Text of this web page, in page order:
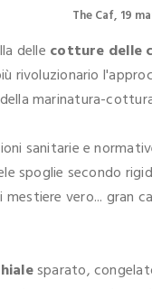
The Caf 19
delle cotture delle
rivoluzionario
marinatura-
sanitarie e
secondo
vero... gran
sparato,